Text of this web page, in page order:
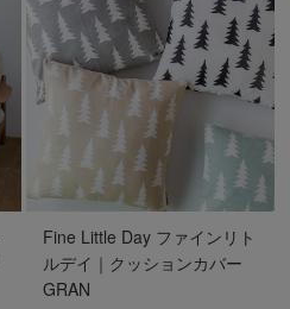
Fine Little Day ファインリト
ルデイ｜クッションカバー
GRAN